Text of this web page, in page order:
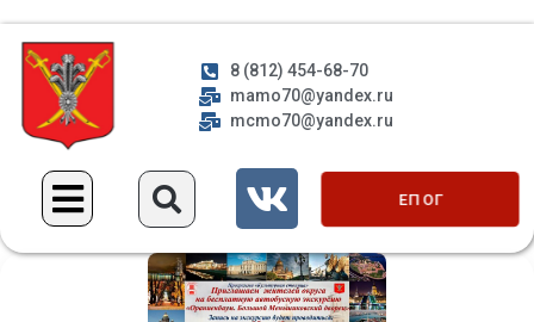
8 (812) 454-68-70
mamo70@yandex.ru
mcmo70@yandex.ru
ЕП ОГ